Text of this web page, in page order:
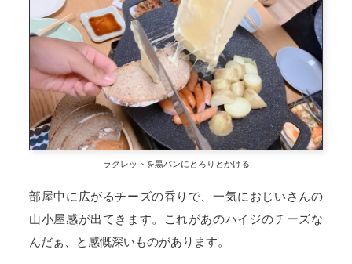
ラクレットを黒パンにとろりとかける
部屋中に広がるチーズの香りで、一気におじいさんの
山小屋感が出てきます。これがあのハイジのチーズな
んだぁ、と感慨深いものがあります。